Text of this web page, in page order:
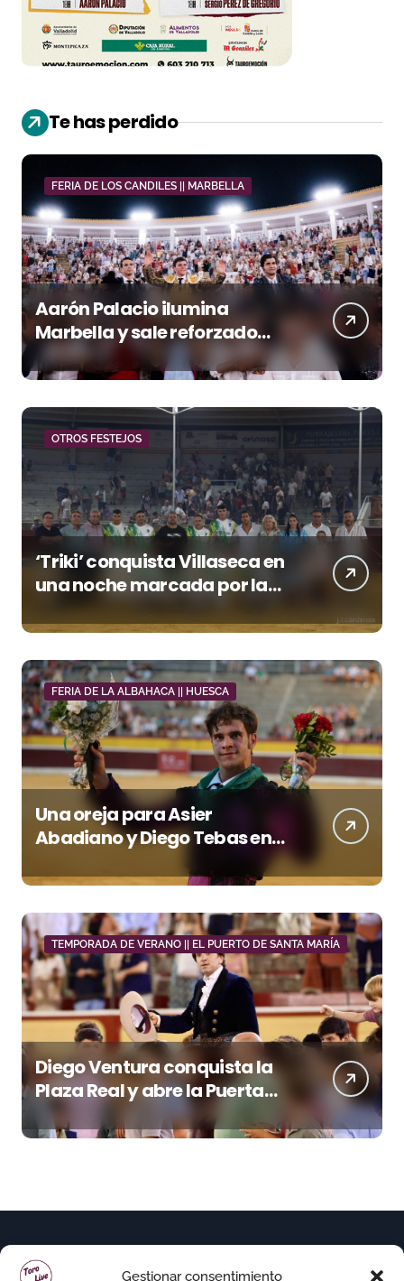
Gestionar consentimiento
Te has perdido
FERIA DE LOS CANDILES || MARBELLA
Aarón Palacio ilumina
Marbella y sale reforzado
junto a Manzanares y
Morante
OTROS FESTEJOS
‘Triki’ conquista Villaseca en
una noche marcada por la
dureza de Monteviejo
FERIA DE LA ALBAHACA || HUESCA
Una oreja para Asier
Abadiano y Diego Tebas en
una apertura de la Albahaca
marcada por el buen juego
de Los Maños
TEMPORADA DE VERANO || EL PUERTO DE SANTA MARÍA
Diego Ventura conquista la
Plaza Real y abre la Puerta
Grande en El Puerto